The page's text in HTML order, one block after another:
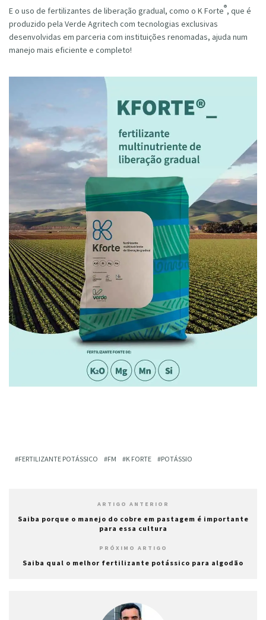
E o uso de fertilizantes de liberação gradual, como o K Forte®, que é
produzido pela Verde Agritech com tecnologias exclusivas
desenvolvidas em parceria com instituições renomadas, ajuda num
manejo mais eficiente e completo!
FERTILIZANTE POTÁSSICO FM K FORTE POTÁSSIO
ARTIGO ANTERIOR
Saiba porque o manejo do cobre em pastagem é importante
para essa cultura
PRÓXIMO ARTIGO
Saiba qual o melhor fertilizante potássico para algodão